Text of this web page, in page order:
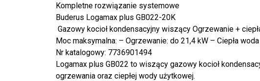
Kompletne rozwiązanie systemowe
Buderus Logamax plus GB022-20K
Gazowy kocioł kondensacyjny wiszący Ogrzewanie +
Moc maksymalna: – Ogrzewanie: do 21,4 kW – Ciepła
Nr katalogowy: 7736901494
Logamax plus GB022 to wiszący gazowy kocioł
ogrzewania oraz ciepłej wody użytkowej.